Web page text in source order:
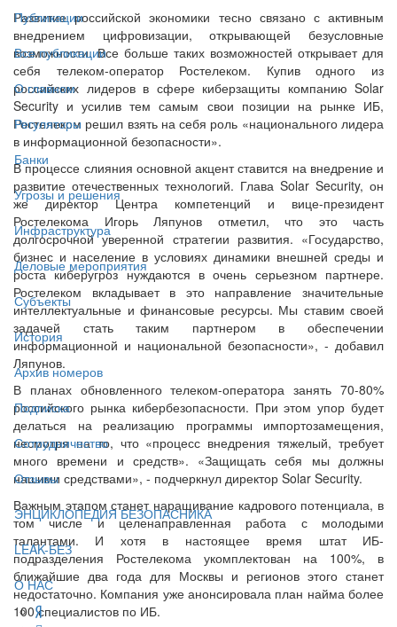
Публикации
Все публикации
О главном
Регуляторы
Банки
Угрозы и решения
Инфраструктура
Деловые мероприятия
Субъекты
История
Архив номеров
Подписка
Сотрудничество
Отзывы
ЭНЦИКЛОПЕДИЯ БЕЗОПАСНИКА
LEAK-БЕЗ
О НАС
Развитие российской экономики тесно связано с активным
внедрением цифровизации, открывающей безусловные
возможности. Все больше таких возможностей открывает для
себя телеком-оператор Ростелеком. Купив одного из
российских лидеров в сфере киберзащиты компанию Solar
Security и усилив тем самым свои позиции на рынке ИБ,
Ростелеком решил взять на себя роль «национального лидера
в информационной безопасности».
В процессе слияния основной акцент ставится на внедрение и
развитие отечественных технологий. Глава Solar Security, он
же директор Центра компетенций и вице-президент
Ростелекома Игорь Ляпунов отметил, что это часть
долгосрочной уверенной стратегии развития. «Государство,
бизнес и население в условиях динамики внешней среды и
роста киберугроз нуждаются в очень серьезном партнере.
Ростелеком вкладывает в это направление значительные
интеллектуальные и финансовые ресурсы. Мы ставим своей
задачей стать таким партнером в обеспечении
информационной и национальной безопасности», - добавил
Ляпунов.
В планах обновленного телеком-оператора занять 70-80%
российского рынка кибербезопасности. При этом упор будет
делаться на реализацию программы импортозамещения,
несмотря на то, что «процесс внедрения тяжелый, требует
много времени и средств». «Защищать себя мы должны
нашими средствами», - подчеркнул директор Solar Security.
Важным этапом станет наращивание кадрового потенциала, в
том числе и целенаправленная работа с молодыми
талантами. И хотя в настоящее время штат ИБ-
подразделения Ростелекома укомплектован на 100%, в
ближайшие два года для Москвы и регионов этого станет
недостаточно. Компания уже анонсировала план найма более
100 специалистов по ИБ.